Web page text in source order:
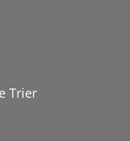
Trier